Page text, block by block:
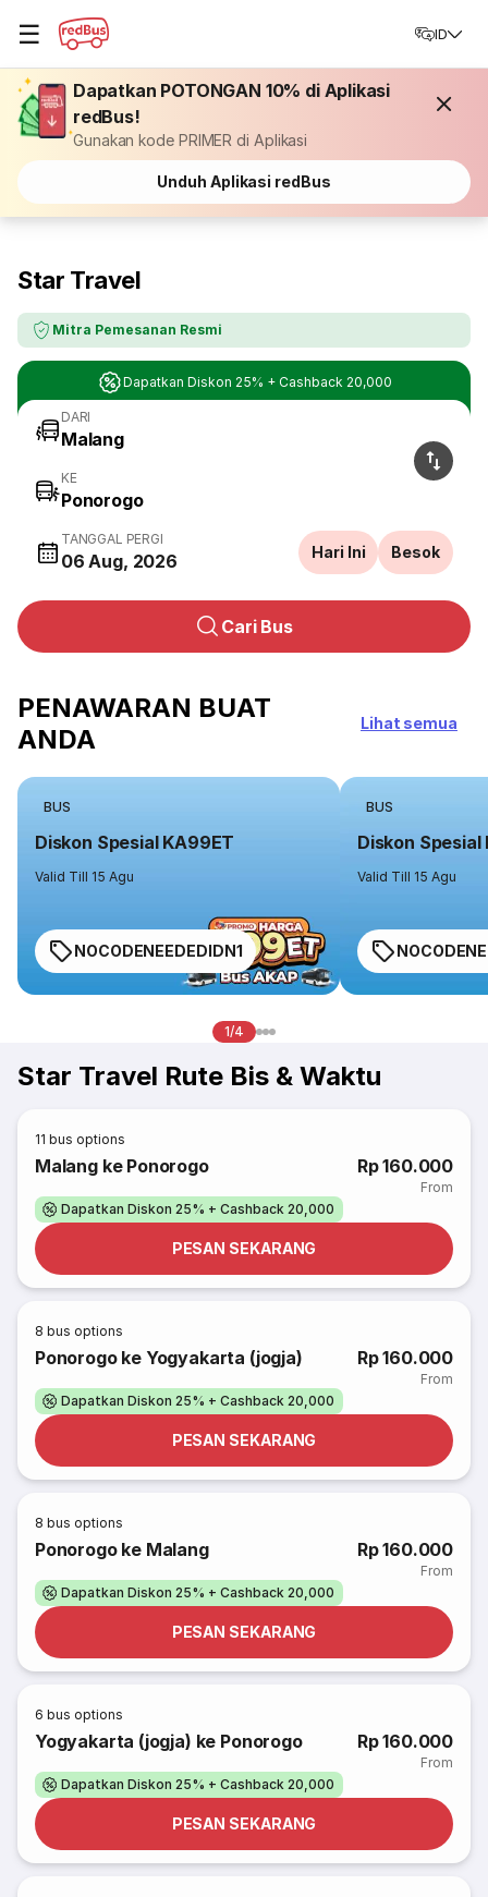
☰ ID
Dapatkan POTONGAN 10% di Aplikasi
redBus!
Gunakan kode PRIMER di Aplikasi
Unduh Aplikasi redBus
Star Travel
Mitra Pemesanan Resmi
Dapatkan Diskon 25% + Cashback 20,000
DARI
KE
TANGGAL PERGI
06 Aug, 2026 Hari Ini Besok
Cari Bus
PENAWARAN BUAT
ANDA
Lihat semua
BUS
Diskon Spesial KA99ET
Valid Till 15 Agu
NOCODENEEDEDIDN1
BUS
Diskon Spesial
Valid Till 15 Agu
1/4
Star Travel Rute Bis & Waktu
11 bus options
Malang ke Ponorogo Rp 160.000
From
Dapatkan Diskon 25% + Cashback 20,000
PESAN SEKARANG
8 bus options
Ponorogo ke Yogyakarta (jogja) Rp 160.000
From
Dapatkan Diskon 25% + Cashback 20,000
PESAN SEKARANG
8 bus options
Ponorogo ke Malang Rp 160.000
From
Dapatkan Diskon 25% + Cashback 20,000
PESAN SEKARANG
6 bus options
Yogyakarta (jogja) ke Ponorogo Rp 160.000
From
Dapatkan Diskon 25% + Cashback 20,000
PESAN SEKARANG